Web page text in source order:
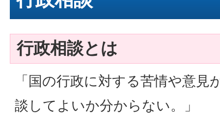
行政相談とは
「国の行政に対する苦情や意
談してよいか分からない。」